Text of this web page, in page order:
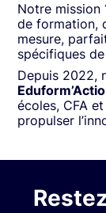
Notre mission
de formation,
mesure,
spécifiques
Depuis 2022,
écoles, CFA
propulser